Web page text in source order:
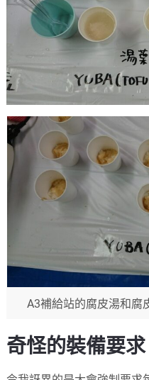
A3補給站的腐皮湯和腐
奇怪的裝備要求